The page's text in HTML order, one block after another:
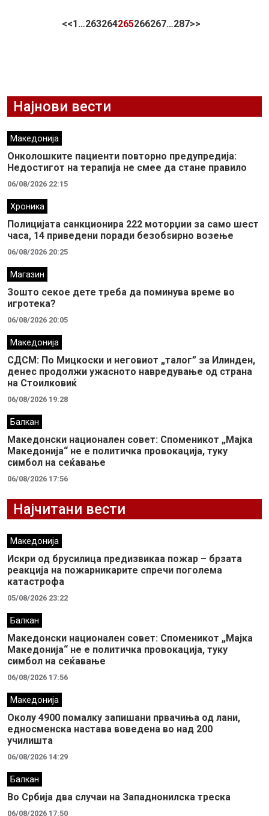
<<1…263264265266267…287>>
Најнови вести
Македонија
Онколошките пациенти повторно предупредија:
Недостигот на терапија не смее да стане правило
06/08/2026 22:15
Хроника
Полицијата санкционира 222 моторџии за само шест
часа, 14 приведени поради безобѕирно возење
06/08/2026 20:25
Магазин
Зошто секое дете треба да поминува време во
игротека?
06/08/2026 20:05
Македонија
СДСМ: По Мицкоски и неговиот „талог” за Илинден,
денес продолжи ужасното навредување од страна
на Стоилковиќ
06/08/2026 19:28
Балкан
Македонски национален совет: Споменикот „Мајка
Македонија“ не е политичка провокација, туку
симбол на сеќавање
06/08/2026 17:56
Најчитани вести
Македонија
Искри од брусилица предизвикаа пожар – брзата
реакција на пожарникарите спречи поголема
катастрофа
05/08/2026 23:22
Балкан
Македонски национален совет: Споменикот „Мајка
Македонија“ не е политичка провокација, туку
симбол на сеќавање
06/08/2026 17:56
Македонија
Околу 4900 помалку запишани првачиња од лани,
едносменска настава воведена во над 200
училишта
06/08/2026 14:29
Балкан
Во Србија два случaи на Западнонилска треска
06/08/2026 17:50